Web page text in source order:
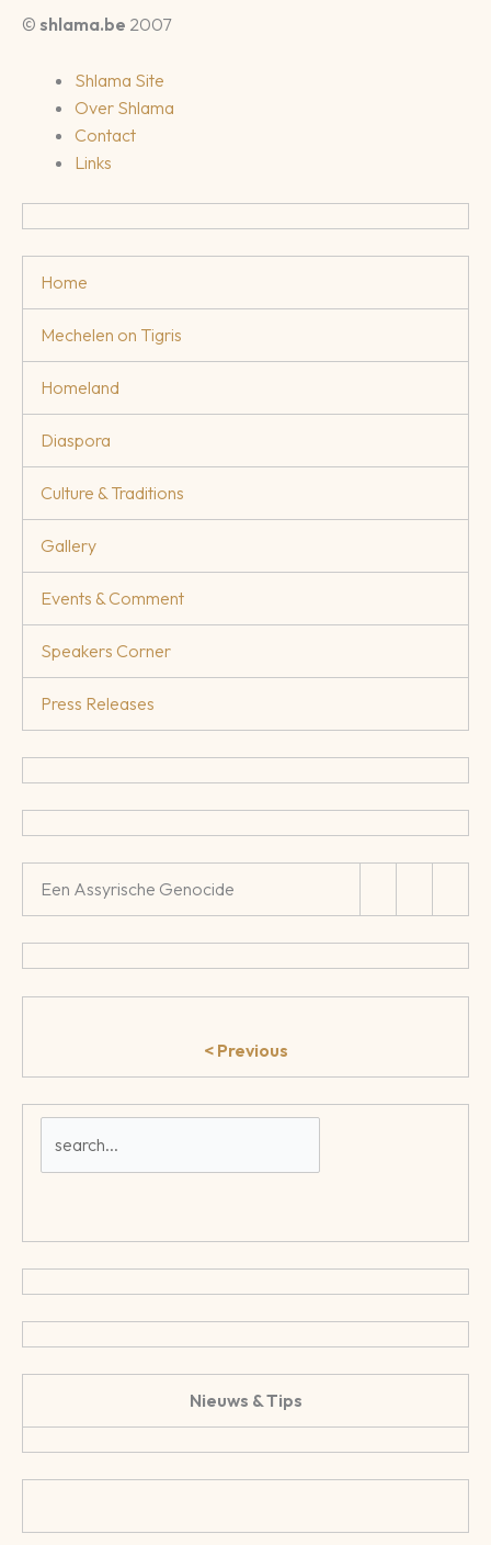
© shlama.be 2007
Shlama Site
Over Shlama
Contact
Links
Home
Mechelen on Tigris
Homeland
Diaspora
Culture & Traditions
Gallery
Events & Comment
Speakers Corner
Press Releases
Een Assyrische Genocide
< Previous
Nieuws & Tips